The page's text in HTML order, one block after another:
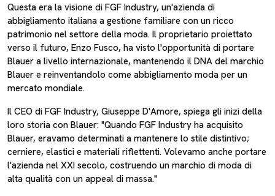
Questa era la visione di FGF Industry, un'azienda di
abbigliamento italiana a gestione familiare con un ricco
patrimonio nel settore della moda. Il proprietario proiettato
verso il futuro, Enzo Fusco, ha visto l'opportunità di portare
Blauer a livello internazionale, mantenendo il DNA del marchio
Blauer e reinventandolo come abbigliamento moda per un
mercato mondiale.
Il CEO di FGF Industry, Giuseppe D'Amore, spiega gli inizi della
loro storia con Blauer: "Quando FGF Industry ha acquisito
Blauer, eravamo determinati a mantenere lo stile distintivo;
cerniere, elastici e materiali riflettenti. Volevamo anche portare
l'azienda nel XXI secolo, costruendo un marchio di moda di
alta qualità con un appeal di massa."